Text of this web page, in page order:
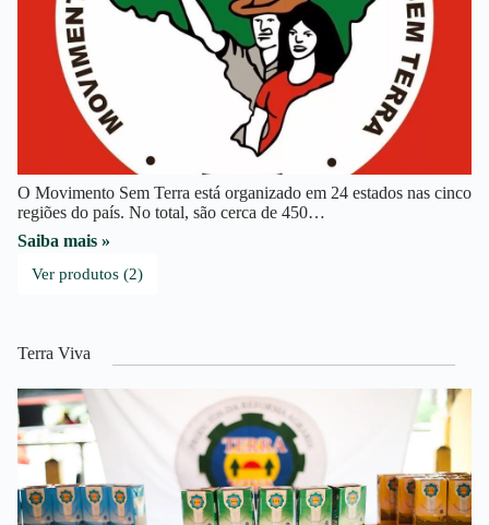
O Movimento Sem Terra está organizado em 24 estados nas cinco
regiões do país. No total, são cerca de 450…
Saiba mais »
Ver produtos (2)
Terra Viva